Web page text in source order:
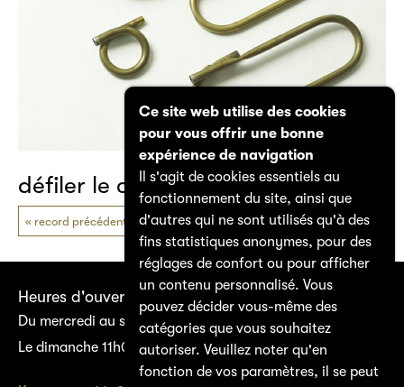
défiler le catalogue
record précédent prochain record
Heures d'ouverture
Du mercredi au samedi 14h00–17h00
Le dimanche 11h00–17h00
Ce site web utilise des cookies
pour vous offrir une bonne
expérience de navigation
Il s'agit de cookies essentiels au
fonctionnement du site, ainsi que
d'autres qui ne sont utilisés qu'à des
fins statistiques anonymes, pour des
réglages de confort ou pour afficher
un contenu personnalisé. Vous
pouvez décider vous-même des
catégories que vous souhaitez
autoriser. Veuillez noter qu'en
fonction de vos paramètres, il se peut